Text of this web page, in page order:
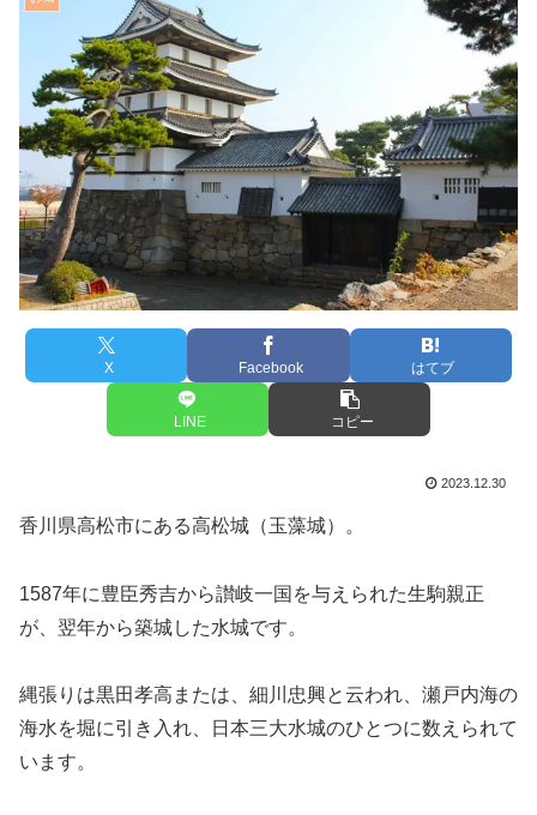
X Facebook はてブ
LINE コピー
2023.12.30
香川県高松市にある高松城（玉藻城）。
1587年に豊臣秀吉から讃岐一国を与えられた生駒親正
が、翌年から築城した水城です。
縄張りは黒田孝高または、細川忠興と云われ、瀬戸内海の
海水を堀に引き入れ、日本三大水城のひとつに数えられて
います。